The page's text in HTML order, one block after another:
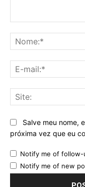
Salve meu nome,
próxima vez que eu
Notify me of follow-
Notify me of new